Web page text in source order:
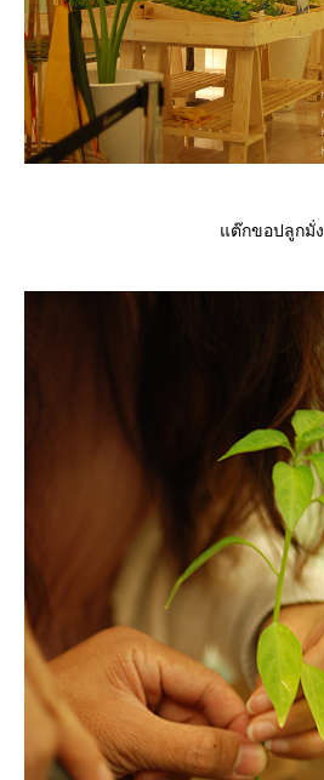
ต๊กขอปลูกมั่ง